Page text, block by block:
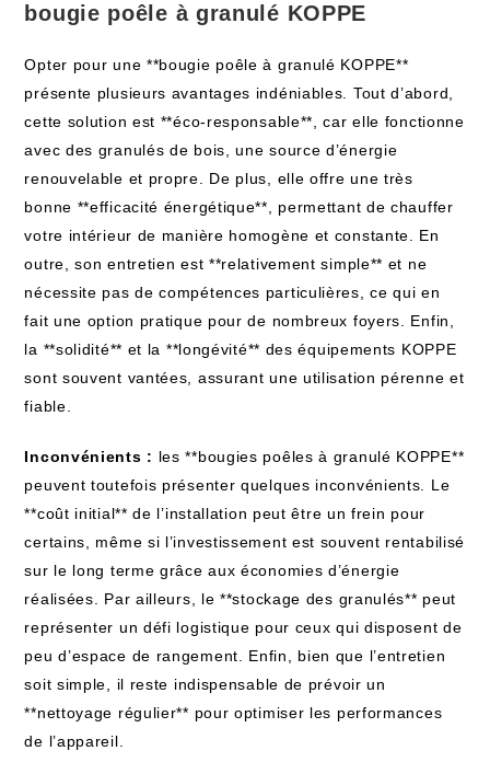
bougie poêle à granulé KOPPE
Opter pour une **bougie poêle à granulé KOPPE**
présente plusieurs avantages indéniables. Tout d’abord,
cette solution est **éco-responsable**, car elle fonctionne
avec des granulés de bois, une source d’énergie
renouvelable et propre. De plus, elle offre une très
bonne **efficacité énergétique**, permettant de chauffer
votre intérieur de manière homogène et constante. En
outre, son entretien est **relativement simple** et ne
nécessite pas de compétences particulières, ce qui en
fait une option pratique pour de nombreux foyers. Enfin,
la **solidité** et la **longévité** des équipements KOPPE
sont souvent vantées, assurant une utilisation pérenne et
fiable.
Inconvénients : les **bougies poêles à granulé KOPPE**
peuvent toutefois présenter quelques inconvénients. Le
**coût initial** de l’installation peut être un frein pour
certains, même si l’investissement est souvent rentabilisé
sur le long terme grâce aux économies d’énergie
réalisées. Par ailleurs, le **stockage des granulés** peut
représenter un défi logistique pour ceux qui disposent de
peu d’espace de rangement. Enfin, bien que l’entretien
soit simple, il reste indispensable de prévoir un
**nettoyage régulier** pour optimiser les performances
de l’appareil.